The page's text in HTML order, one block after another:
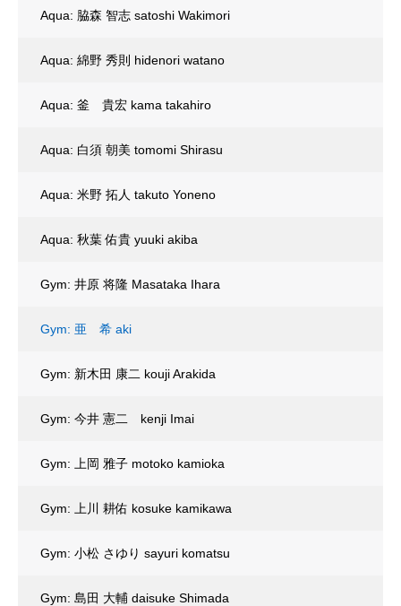
Aqua: 脇森 智志 satoshi Wakimori
Aqua: 綿野 秀則 hidenori watano
Aqua: 釜 貴宏 kama takahiro
Aqua: 白須 朝美 tomomi Shirasu
Aqua: 米野 拓人 takuto Yoneno
Aqua: 秋葉 佑貴 yuuki akiba
Gym: 井原 将隆 Masataka Ihara
Gym: 亜 希 aki
Gym: 新木田 康二 kouji Arakida
Gym: 今井 憲二 kenji Imai
Gym: 上岡 雅子 motoko kamioka
Gym: 上川 耕佑 kosuke kamikawa
Gym: 小松 さゆり sayuri komatsu
Gym: 島田 大輔 daisuke Shimada